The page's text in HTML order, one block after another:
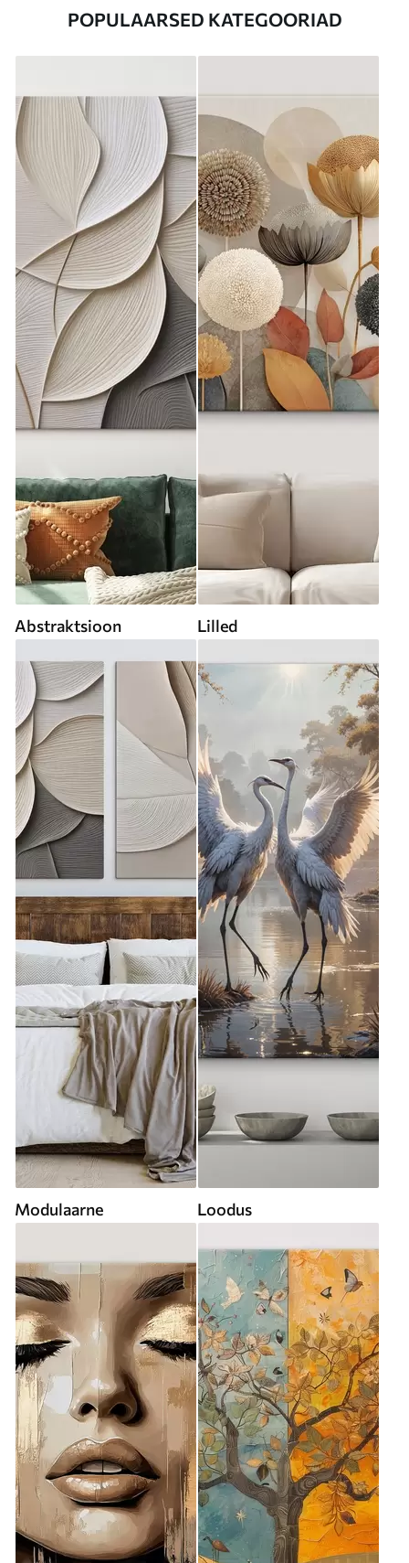
POPULAARSED KATEGOORIAD
Abstraktsioon Lilled
Modulaarne Loodus